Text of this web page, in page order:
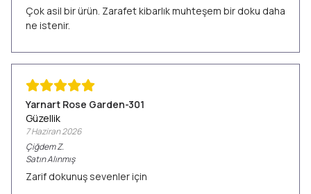
Çok asil bir ürün. Zarafet kibarlık muhteşem bir doku daha
ne istenir.
Yarnart Rose Garden-301
Güzellik
7 Haziran 2026
ÇiğdemZ.
Satın Alınmış
Zarif dokunuş sevenler için